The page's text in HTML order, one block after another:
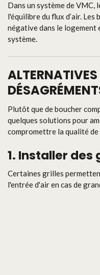
Dans un système de
l'équilibre du flux d’air.
négative dans le logement
système.
ALTERNATIVES
Plutôt que de boucher
quelques solutions pour
compromettre la qualité
1. Installer des
Certaines grilles
l'entrée d'air en cas de